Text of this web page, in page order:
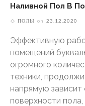
Наливной Пол В
ПОЛЫ on 23.12.2020
Эффективную
помещений
огромного
техники,
напрямую зависит
поверхности